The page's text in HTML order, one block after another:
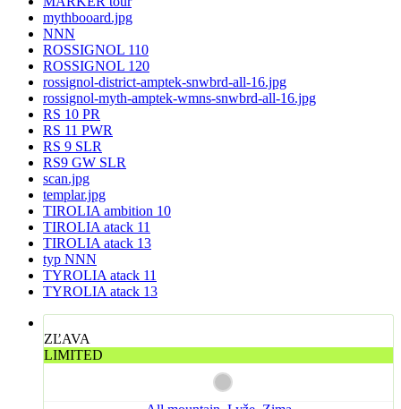
mythbooard.jpg
NNN
ROSSIGNOL 110
ROSSIGNOL 120
rossignol-district-amptek-snwbrd-all-16.jpg
rossignol-myth-amptek-wmns-snwbrd-all-16.jpg
RS 10 PR
RS 11 PWR
RS 9 SLR
RS9 GW SLR
scan.jpg
templar.jpg
TIROLIA ambition 10
TIROLIA atack 11
TIROLIA atack 13
typ NNN
TYROLIA atack 11
TYROLIA atack 13
ZĽAVA
LIMITED